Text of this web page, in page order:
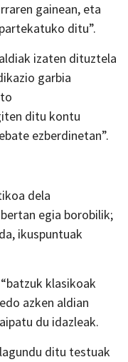
gainean, eta
ditu”.
izaten dituztela
garbia
ditu kontu
ezberdinetan”.
dela
egia borobilik;
ikuspuntuak
klasikoak
azken aldian
du idazleak.
ditu testuak